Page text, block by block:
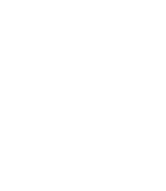
van
zoals krassen of